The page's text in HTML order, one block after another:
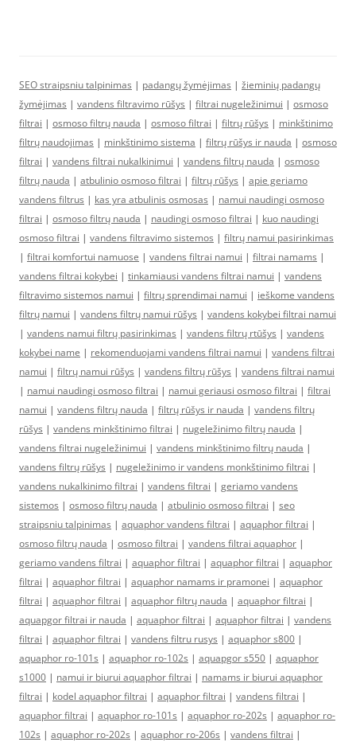
SEO straipsniu talpinimas | padangų žymėjimas | žieminių padangų
žymėjimas | vandens filtravimo rūšys | filtrai nugeležinimui | osmoso
filtrai | osmoso filtrų nauda | osmoso filtrai | filtrų rūšys | minkštinimo
filtrų naudojimas | minkštinimo sistema | filtrų rūšys ir nauda | osmoso
filtrai | vandens filtrai nukalkinimui | vandens filtrų nauda | osmoso
filtrų nauda | atbulinio osmoso filtrai | filtrų rūšys | apie geriamo
vandens filtrus | kas yra atbulinis osmosas | namui naudingi osmoso
filtrai | osmoso filtrų nauda | naudingi osmoso filtrai | kuo naudingi
osmoso filtrai | vandens filtravimo sistemos | filtrų namui pasirinkimas
| filtrai komfortui namuose | vandens filtrai namui | filtrai namams |
vandens filtrai kokybei | tinkamiausi vandens filtrai namui | vandens
filtravimo sistemos namui | filtrų sprendimai namui | ieškome vandens
filtrų namui | vandens filtrų namui rūšys | vandens kokybei filtrai namui
| vandens namui filtrų pasirinkimas | vandens filtrų rtūšys | vandens
kokybei name | rekomenduojami vandens filtrai namui | vandens filtrai
namui | filtrų namui rūšys | vandens filtrų rūšys | vandens filtrai namui
| namui naudingi osmoso filtrai | namui geriausi osmoso filtrai | filtrai
namui | vandens filtrų nauda | filtrų rūšys ir nauda | vandens filtrų
rūšys | vandens minkštinimo filtrai | nugeležinimo filtrų nauda |
vandens filtrai nugeležinimui | vandens minkštinimo filtrų nauda |
vandens filtrų rūšys | nugeležinimo ir vandens monkštinimo filtrai |
vandens nukalkinimo filtrai | vandens filtrai | geriamo vandens
sistemos | osmoso filtrų nauda | atbulinio osmoso filtrai | seo
straipsniu talpinimas | aquaphor vandens filtrai | aquaphor filtrai |
osmoso filtrų nauda | osmoso filtrai | vandens filtrai aquaphor |
geriamo vandens filtrai | aquaphor filtrai | aquaphor filtrai | aquaphor
filtrai | aquaphor filtrai | aquaphor namams ir pramonei | aquaphor
filtrai | aquaphor filtrai | aquaphor filtrų nauda | aquaphor filtrai |
aquapgor filtrai ir nauda | aquaphor filtrai | aquaphor filtrai | vandens
filtrai | aquaphor filtrai | vandens filtru rusys | aquaphor s800 |
aquaphor ro-101s | aquaphor ro-102s | aquapgor s550 | aquaphor
s1000 | namui ir biurui aquaphor filtrai | namams ir biurui aquaphor
filtrai | kodel aquaphor filtrai | aquaphor filtrai | vandens filtrai |
aquaphor filtrai | aquaphor ro-101s | aquaphor ro-202s | aquaphor ro-
102s | aquaphor ro-202s | aquaphor ro-206s | vandens filtrai |